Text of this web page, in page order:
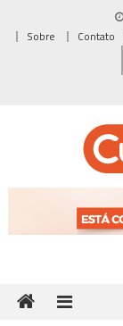
Sobre
Contato